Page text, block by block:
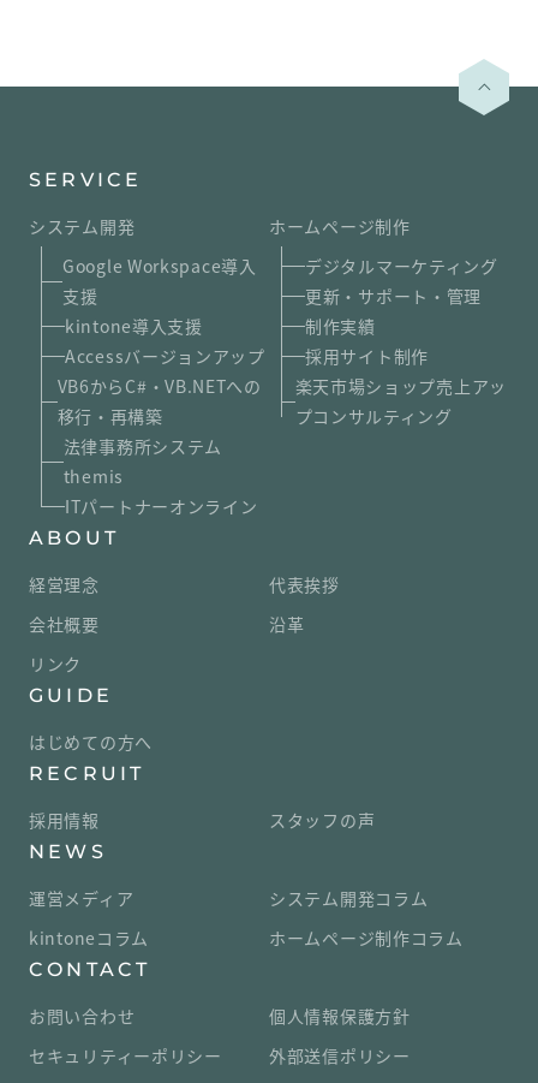
SERVICE
システム開発
Google Workspace導入
支援
kintone導入支援
Accessバージョンアップ
VB6からC#・VB.NETへの
移行・再構築
法律事務所システム
themis
ITパートナーオンライン
ホームページ制作
デジタルマーケティング
更新・サポート・管理
制作実績
採用サイト制作
楽天市場ショップ売上アッ
プコンサルティング
ABOUT
経営理念
代表挨拶
会社概要
沿革
リンク
GUIDE
はじめての方へ
RECRUIT
採用情報 スタッフの声
NEWS
運営メディア
システム開発コラム
kintoneコラム
ホームページ制作コラム
CONTACT
お問い合わせ
個人情報保護方針
セキュリティーポリシー
外部送信ポリシー